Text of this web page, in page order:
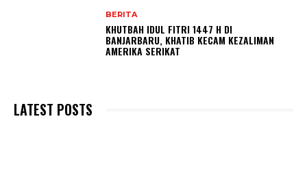
BERITA
KHUTBAH IDUL FITRI 1447 H DI
BANJARBARU, KHATIB KECAM KEZALIMAN
AMERIKA SERIKAT
LATEST POSTS